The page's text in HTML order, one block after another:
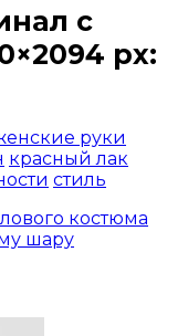
с
px:
руки
красный лак
стиль
костюма
шару